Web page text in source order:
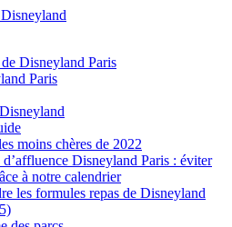
Disneyland Paris
Paris
moins chères de 2022
Disneyland Paris : éviter
à notre calendrier
les formules repas de Disneyland